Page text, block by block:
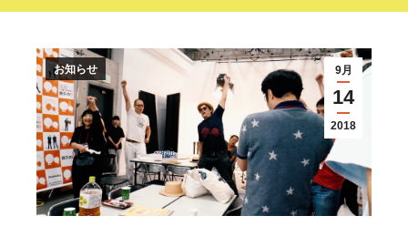
9月
14
2018
お知らせ